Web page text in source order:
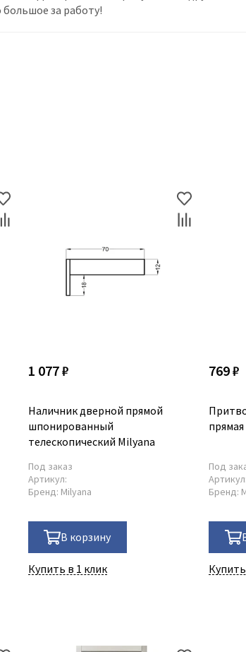
большое за работу!
1 077 ₽
Наличник дверной прямой
шпонированный
телескопический Milyana
Под заказ
Артикул:
Бренд: Milyana
В корзину
Купить в 1 клик
769 ₽
Под
Артикул:
Бренд: